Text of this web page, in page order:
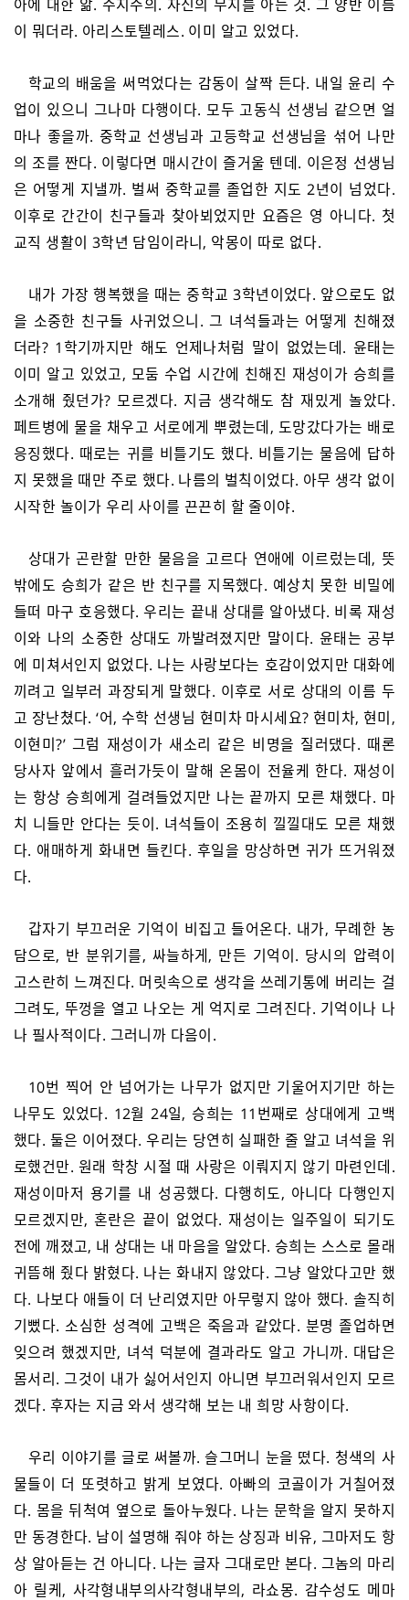
아에 대한 앎. 주지주의. 자신의 무지를 아는 것. 그 양반 이름
이 뭐더라. 아리스토텔레스. 이미 알고 있었다.
학교의 배움을 써먹었다는 감동이 살짝 든다. 내일 윤리 수
업이 있으니 그나마 다행이다. 모두 고동식 선생님 같으면 얼
마나 좋을까. 중학교 선생님과 고등학교 선생님을 섞어 나만
의 조를 짠다. 이렇다면 매시간이 즐거울 텐데. 이은정 선생님
은 어떻게 지낼까. 벌써 중학교를 졸업한 지도 2년이 넘었다.
이후로 간간이 친구들과 찾아뵈었지만 요즘은 영 아니다. 첫
교직 생활이 3학년 담임이라니, 악몽이 따로 없다.
내가 가장 행복했을 때는 중학교 3학년이었다. 앞으로도 없
을 소중한 친구들 사귀었으니. 그 녀석들과는 어떻게 친해졌
더라? 1학기까지만 해도 언제나처럼 말이 없었는데. 윤태는
이미 알고 있었고, 모둠 수업 시간에 친해진 재성이가 승희를
소개해 줬던가? 모르겠다. 지금 생각해도 참 재밌게 놀았다.
페트병에 물을 채우고 서로에게 뿌렸는데, 도망갔다가는 배로
응징했다. 때로는 귀를 비틀기도 했다. 비틀기는 물음에 답하
지 못했을 때만 주로 했다. 나름의 벌칙이었다. 아무 생각 없이
시작한 놀이가 우리 사이를 끈끈히 할 줄이야.
상대가 곤란할 만한 물음을 고르다 연애에 이르렀는데, 뜻
밖에도 승희가 같은 반 친구를 지목했다. 예상치 못한 비밀에
들떠 마구 호응했다. 우리는 끝내 상대를 알아냈다. 비록 재성
이와 나의 소중한 상대도 까발려졌지만 말이다. 윤태는 공부
에 미쳐서인지 없었다. 나는 사랑보다는 호감이었지만 대화에
끼려고 일부러 과장되게 말했다. 이후로 서로 상대의 이름 두
고 장난쳤다. ‘어, 수학 선생님 현미차 마시세요? 현미차, 현미,
이현미?’ 그럼 재성이가 새소리 같은 비명을 질러댔다. 때론
당사자 앞에서 흘러가듯이 말해 온몸이 전율케 한다. 재성이
는 항상 승희에게 걸려들었지만 나는 끝까지 모른 채했다. 마
치 니들만 안다는 듯이. 녀석들이 조용히 낄낄대도 모른 채했
다. 애매하게 화내면 들킨다. 후일을 망상하면 귀가 뜨거워졌
다.
갑자기 부끄러운 기억이 비집고 들어온다. 내가, 무례한 농
담으로, 반 분위기를, 싸늘하게, 만든 기억이. 당시의 압력이
고스란히 느껴진다. 머릿속으로 생각을 쓰레기통에 버리는 걸
그려도, 뚜껑을 열고 나오는 게 억지로 그려진다. 기억이나 나
나 필사적이다. 그러니까 다음이.
10번 찍어 안 넘어가는 나무가 없지만 기울어지기만 하는
나무도 있었다. 12월 24일, 승희는 11번째로 상대에게 고백
했다. 둘은 이어졌다. 우리는 당연히 실패한 줄 알고 녀석을 위
로했건만. 원래 학창 시절 때 사랑은 이뤄지지 않기 마련인데.
재성이마저 용기를 내 성공했다. 다행히도, 아니다 다행인지
모르겠지만, 혼란은 끝이 없었다. 재성이는 일주일이 되기도
전에 깨졌고, 내 상대는 내 마음을 알았다. 승희는 스스로 몰래
귀뜸해 줬다 밝혔다. 나는 화내지 않았다. 그냥 알았다고만 했
다. 나보다 애들이 더 난리였지만 아무렇지 않아 했다. 솔직히
기뻤다. 소심한 성격에 고백은 죽음과 같았다. 분명 졸업하면
잊으려 했겠지만, 녀석 덕분에 결과라도 알고 가니까. 대답은
몸서리. 그것이 내가 싫어서인지 아니면 부끄러워서인지 모르
겠다. 후자는 지금 와서 생각해 보는 내 희망 사항이다.
우리 이야기를 글로 써볼까. 슬그머니 눈을 떴다. 청색의 사
물들이 더 또렷하고 밝게 보였다. 아빠의 코골이가 거칠어졌
다. 몸을 뒤척여 옆으로 돌아누웠다. 나는 문학을 알지 못하지
만 동경한다. 남이 설명해 줘야 하는 상징과 비유, 그마저도 항
상 알아듣는 건 아니다. 나는 글자 그대로만 본다. 그놈의 마리
아 릴케, 사각형내부의사각형내부의, 라쇼몽. 감수성도 메마